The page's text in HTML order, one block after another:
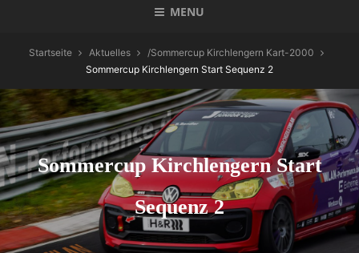
MENU
Startseite Aktuelles /Sommercup Kirchlengern Kart-2000
Sommercup Kirchlengern Start Sequenz 2
Sommercup Kirchlengern Start
Sequenz 2